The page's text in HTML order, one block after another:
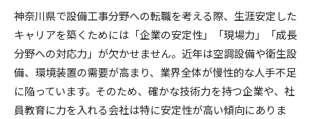
神奈川県で設備工事分野への転職を考える際、生涯安定した
キャリアを築くためには「企業の安定性」「現場力」「成長
分野への対応力」が欠かせません。近年は空調設備や衛生設
備、環境装置の需要が高まり、業界全体が慢性的な人手不足
に陥っています。そのため、確かな技術力を持つ企業や、社
員教育に力を入れる会社は特に安定性が高い傾向にありま